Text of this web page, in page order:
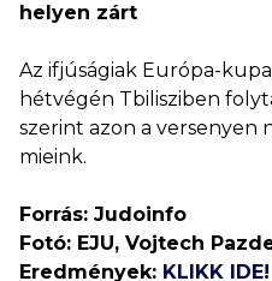
helyen zárt
Az ifjúságiak Európa-
hétvégén Tbilisziben
szerint azon a versenyen
mieink.
Forrás: Judoinfo
Fotó: EJU, Vojtech
Eredmények: KLIKK IDE!